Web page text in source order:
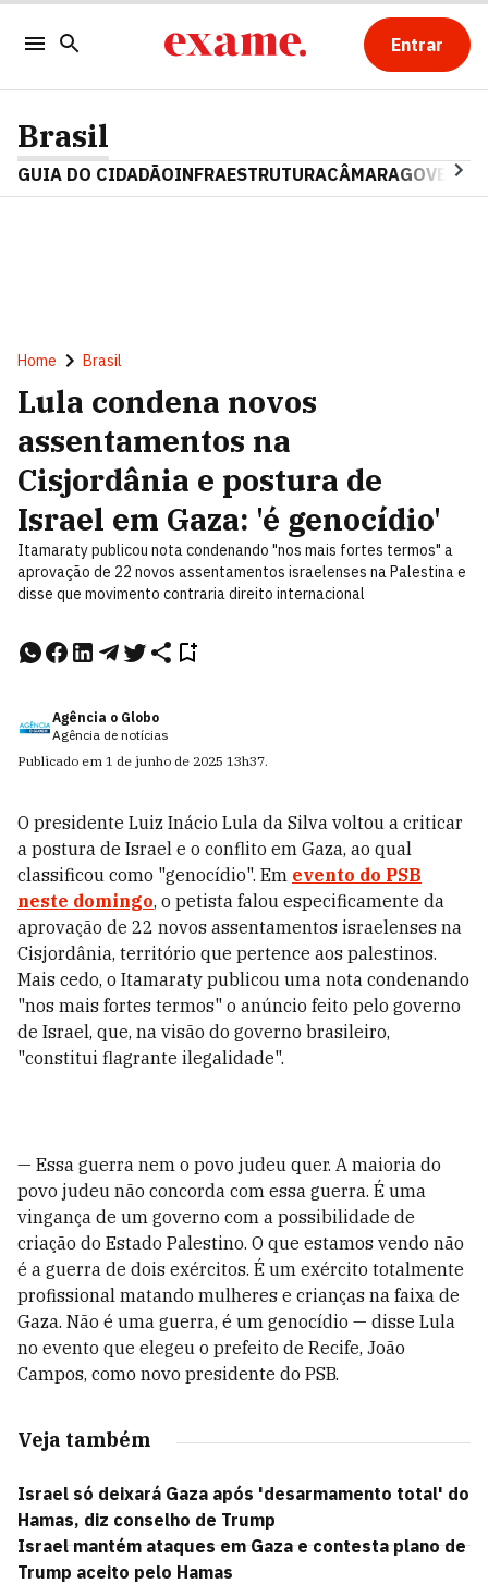
Entrar
Brasil
GUIA DO CIDADÃOINFRAESTRUTURACÂMARAGOVERNO
Home Brasil
Lula condena novos
assentamentos na
Cisjordânia e postura de
Israel em Gaza: 'é genocídio'
Itamaraty publicou nota condenando "nos mais fortes termos" a
aprovação de 22 novos assentamentos israelenses na Palestina e
disse que movimento contraria direito internacional
Agência o Globo
Agência de notícias
Publicado em 1 de junho de 2025 13h37.
O presidente Luiz Inácio Lula da Silva voltou a criticar
a postura de Israel e o conflito em Gaza, ao qual
classificou como "genocídio". Em evento do PSB
neste domingo, o petista falou especificamente da
aprovação de 22 novos assentamentos israelenses na
Cisjordânia, território que pertence aos palestinos.
Mais cedo, o Itamaraty publicou uma nota condenando
"nos mais fortes termos" o anúncio feito pelo governo
de Israel, que, na visão do governo brasileiro,
"constitui flagrante ilegalidade".
— Essa guerra nem o povo judeu quer. A maioria do
povo judeu não concorda com essa guerra. É uma
vingança de um governo com a possibilidade de
criação do Estado Palestino. O que estamos vendo não
é a guerra de dois exércitos. É um exército totalmente
profissional matando mulheres e crianças na faixa de
Gaza. Não é uma guerra, é um genocídio — disse Lula
no evento que elegeu o prefeito de Recife, João
Campos, como novo presidente do PSB.
Veja também
Israel só deixará Gaza após 'desarmamento total' do
Hamas, diz conselho de Trump
Israel mantém ataques em Gaza e contesta plano de
Trump aceito pelo Hamas